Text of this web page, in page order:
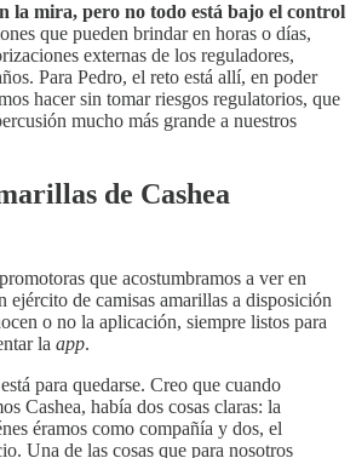
la mira, pero no todo está bajo el control
que pueden brindar en horas o días,
externas de los reguladores,
Para Pedro, el reto está allí, en poder
hacer sin tomar riesgos regulatorios, que
mucho más grande a nuestros
de Cashea
que acostumbramos a ver en
ejército de camisas amarillas a disposición
o no la aplicación, siempre listos para
la app.
para quedarse. Creo que cuando
Cashea, había dos cosas claras: la
éramos como compañía y dos, el
Una de las cosas que para nosotros